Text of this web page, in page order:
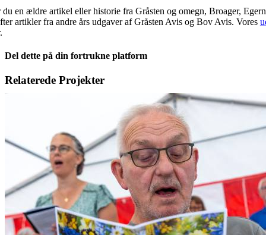
du en ældre artikel eller historie fra Gråsten og omegn, Broager,
artikler fra andre års udgaver af Gråsten Avis og Bov Avis. Vores
Del dette på din fortrukne platform
Facebook
X
LinkedIn
E-
Relaterede Projekter